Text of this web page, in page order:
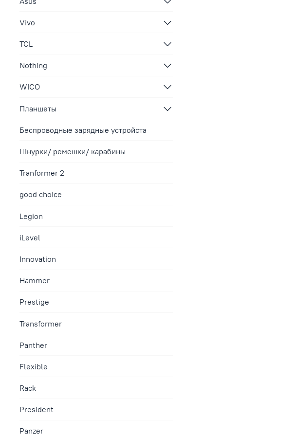
Vivo
TCL
Nothing
WICO
Планшеты
Беспроводные зарядные устройста
Шнурки/ ремешки/ карабины
Tranformer 2
good choice
Legion
iLevel
Innovation
Hammer
Prestige
Transformer
Panther
Flexible
Rack
President
Panzer